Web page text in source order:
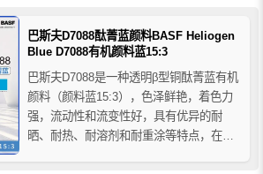
涂料...
巴斯夫D7088酞菁蓝颜料BASF Heliogen
Blue D7088有机颜料蓝15:3
巴斯夫D7088是一种透明β型铜酞菁蓝有机
颜料（颜料蓝15:3），色泽鲜艳，着色力
强，流动性和流变性好，具有优异的耐
晒、耐热、耐溶剂和耐重涂等特点，在平